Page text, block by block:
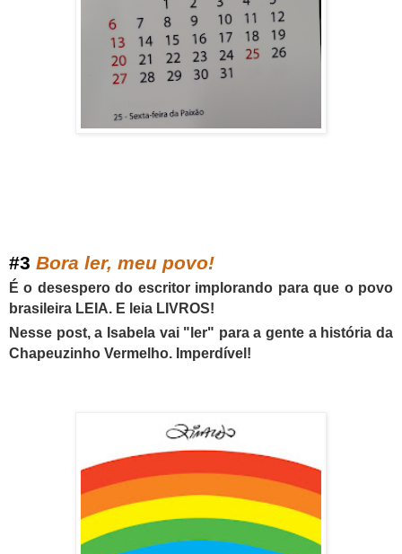
#3 Bora ler, meu povo!
É o desespero do escritor implorando para que o povo
brasileira LEIA. E leia LIVROS!
Nesse post, a Isabela vai "ler" para a gente a história da
Chapeuzinho Vermelho. Imperdível!